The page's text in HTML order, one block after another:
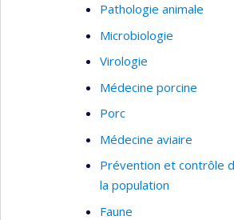
Pathologie animale
Microbiologie
Virologie
Médecine porcine
Porc
Médecine aviaire
Prévention et contrôle
la population
Faune